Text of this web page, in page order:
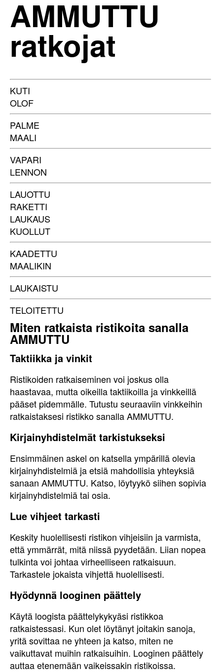
AMMUTTU
ratkojat
KUTI
OLOF
PALME
MAALI
VAPARI
LENNON
LAUOTTU
RAKETTI
LAUKAUS
KUOLLUT
KAADETTU
MAALIKIN
LAUKAISTU
TELOITETTU
Miten ratkaista ristikoita sanalla
AMMUTTU
Taktiikka ja vinkit
Ristikoiden ratkaiseminen voi joskus olla
haastavaa, mutta oikeilla taktiikoilla ja vinkkeillä
pääset pidemmälle. Tutustu seuraaviin vinkkeihin
ratkaistaksesi ristikko sanalla AMMUTTU.
Kirjainyhdistelmät tarkistukseksi
Ensimmäinen askel on katsella ympärillä olevia
kirjainyhdistelmiä ja etsiä mahdollisia yhteyksiä
sanaan AMMUTTU. Katso, löytyykö siihen sopivia
kirjainyhdistelmiä tai osia.
Lue vihjeet tarkasti
Keskity huolellisesti ristikon vihjeisiin ja varmista,
että ymmärrät, mitä niissä pyydetään. Liian nopea
tulkinta voi johtaa virheelliseen ratkaisuun.
Tarkastele jokaista vihjettä huolellisesti.
Hyödynnä looginen päättely
Käytä loogista päättelykykyäsi ristikkoa
ratkaistessasi. Kun olet löytänyt joitakin sanoja,
yritä sovittaa ne yhteen ja katso, miten ne
vaikuttavat muihin ratkaisuihin. Looginen päättely
auttaa etenemään vaikeissakin ristikoissa.